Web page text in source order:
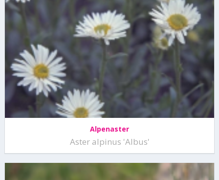
Alpenaster
Aster alpinus 'Albus'